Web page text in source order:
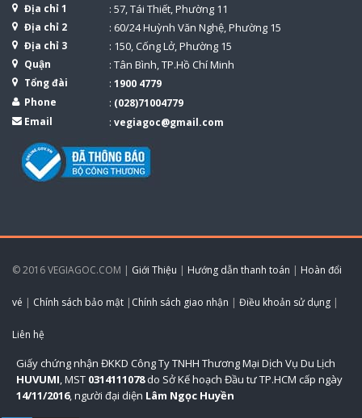
Địa chỉ 1 : 57, Tái Thiết, Phường 11
Địa chỉ 2 : 60/24 Huỳnh Văn Nghệ, Phường 15
Địa chỉ 3 : 150, Cống Lở, Phường 15
Quận : Tân Bình, TP.Hồ Chí Minh
Tổng đài : 1900 4779
Phone
: (028)71004779
Email
: vegiagoc@gmail.com
© 2016 VEGIAGOC.COM | Giới Thiệu | Hướng dẫn thanh toán | Hoàn đổi
vé | Chính sách bảo mật | Chính sách giao nhận | Điều khoản sử dụng |
Liên hệ
Giấy chứng nhận ĐKKD Công Ty TNHH Thương Mại Dịch Vụ Du Lịch
HUVUMI, MST 0314111078do Sở Kế hoạch Đầu tư TP.HCM cấp ngày
14/11/2016, người đại diện Lâm Ngọc Huyền